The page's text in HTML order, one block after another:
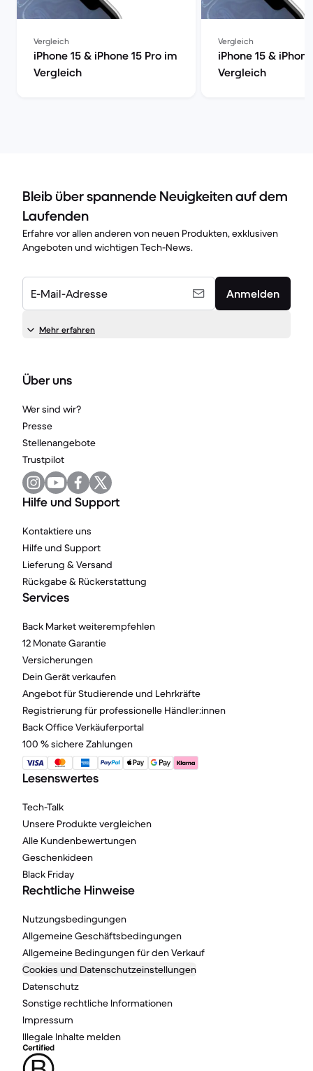
Vergleich
iPhone 15 & iPhone 15 Pro im
Vergleich
Vergleich
iPhone 15 &
Vergleich
Bleib über spannende Neuigkeiten auf dem
Laufenden
Erfahre vor allen anderen von neuen Produkten, exklusiven
Angeboten und wichtigen Tech-News.
E-Mail-Adresse Anmelden
Mehr erfahren
Über uns
Wer sind wir?
Presse
Stellenangebote
Trustpilot
Hilfe und Support
Kontaktiere uns
Hilfe und Support
Lieferung & Versand
Rückgabe & Rückerstattung
Services
Back Market weiterempfehlen
12 Monate Garantie
Versicherungen
Dein Gerät verkaufen
Angebot für Studierende und Lehrkräfte
Registrierung für professionelle Händler:innen
Back Office Verkäuferportal
100 % sichere Zahlungen
Lesenswertes
Tech-Talk
Unsere Produkte vergleichen
Alle Kundenbewertungen
Geschenkideen
Black Friday
Rechtliche Hinweise
Nutzungsbedingungen
Allgemeine Geschäftsbedingungen
Allgemeine Bedingungen für den Verkauf
Cookies und Datenschutzeinstellungen
Datenschutz
Sonstige rechtliche Informationen
Impressum
Illegale Inhalte melden